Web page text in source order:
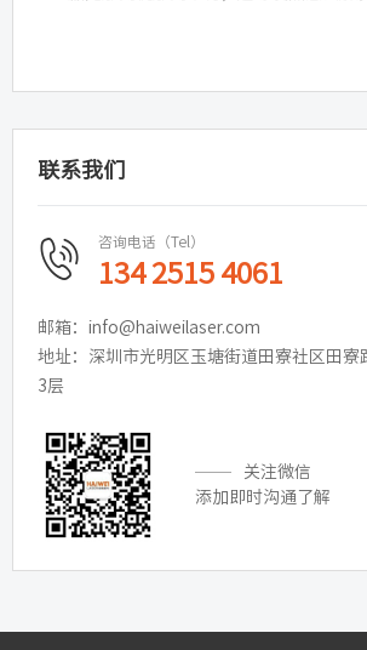
联系我们
咨询电话（Tel）
134 2515 4061
邮箱：info@haiweilaser.com
地址：深圳市光明区玉塘街道田寮社区田寮
3层
关注微信
添加即时沟通了解